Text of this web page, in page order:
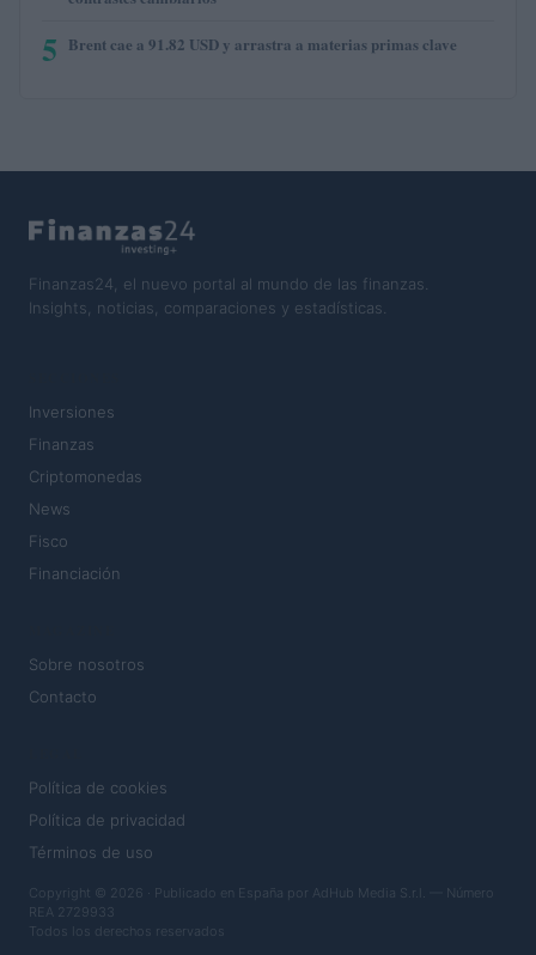
5 Brent cae a 91.82 USD y arrastra a materias primas clave
Finanzas24, el nuevo portal al mundo de las finanzas.
Insights, noticias, comparaciones y estadísticas.
Inversiones
Finanzas
Criptomonedas
News
Fisco
Financiación
Sobre nosotros
Contacto
Política de cookies
Política de privacidad
Términos de uso
Copyright © 2026 · Publicado en España por AdHub Media S.r.l. — Número
REA 2729933
Todos los derechos reservados